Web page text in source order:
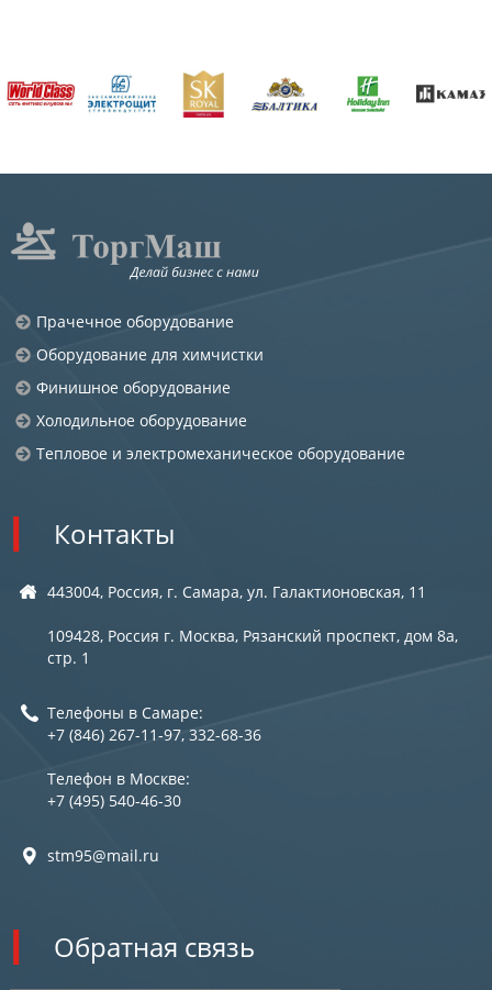
Прачечное оборудование
Оборудование для химчистки
Финишное оборудование
Холодильное оборудование
Тепловое и электромеханическое оборудование
Контакты
443004, Россия, г. Самара, ул. Галактионовская, 11
109428, Россия г. Москва, Рязанский проспект, дом 8а,
стр. 1
Телефоны в Самаре:
+7 (846) 267-11-97, 332-68-36
Телефон в Москве:
+7 (495) 540-46-30
stm95@mail.ru
Обратная связь